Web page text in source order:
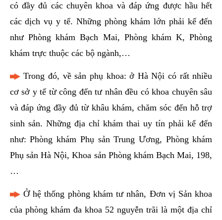
có đầy đủ các chuyên khoa và đáp ứng được hầu hết
các dịch vụ y tế. Những phòng khám lớn phải kể đến
như Phòng khám Bạch Mai, Phòng khám K, Phòng
khám trực thuộc các bộ ngành,…
Trong đó, về sản phụ khoa: ở Hà Nội có rất nhiều
cơ sở y tế từ công đến tư nhân đều có khoa chuyên sâu
và đáp ứng đầy đủ từ khâu khám, chăm sóc đến hỗ trợ
sinh sản. Những địa chỉ khám thai uy tín phải kể đến
như: Phòng khám Phụ sản Trung Ương, Phòng khám
Phụ sản Hà Nội, Khoa sản Phòng khám Bạch Mai, 198,
…
Ở hệ thống phòng khám tư nhân, Đơn vị Sản khoa
của phòng khám đa khoa 52 nguyễn trãi là một địa chỉ